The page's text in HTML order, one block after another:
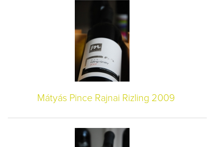
Mátyás Pince Rajnai Rizling 2009